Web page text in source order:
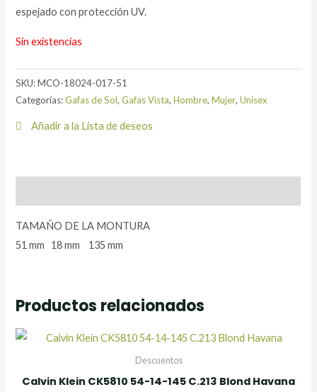
espejado con protección UV.
Sin existencias
SKU:MCO-18024-017-51
Categorías:Gafas de Sol,Gafas Vista,Hombre,Mujer,Unisex
Añadir a la Lista de deseos
TAMAÑO DE LA MONTURA
51 mm 18 mm 135 mm
Productos relacionados
Descuentos
Calvin Klein CK5810 54-14-145 C.213 Blond Havana